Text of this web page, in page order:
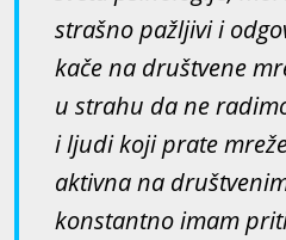
strašno pažljivi i
kače na društvene
u strahu da ne
i ljudi koji prate
aktivna na
konstantno imam